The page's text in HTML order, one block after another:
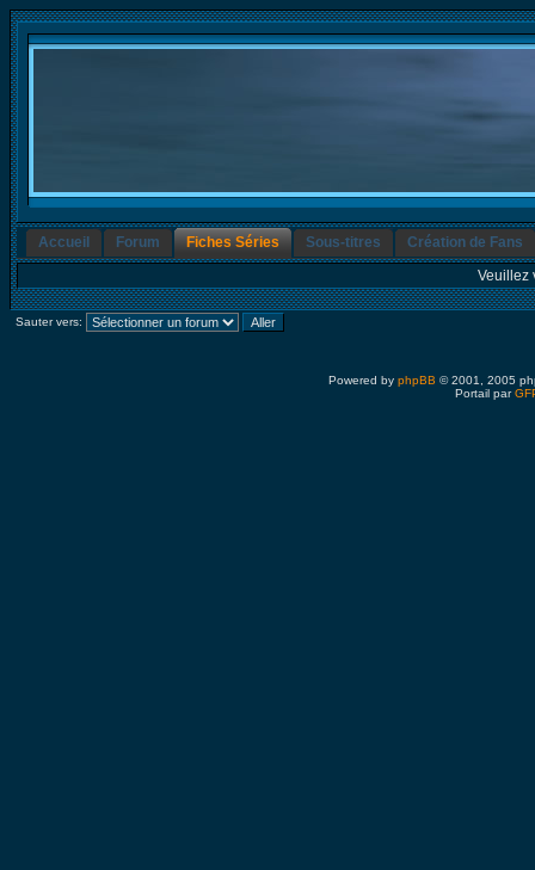
Accueil Forum Fiches Séries Sous-titres
Création de Fans
Veuillez
Sauter vers:
Powered by phpBB © 2001, 2005
Portail par